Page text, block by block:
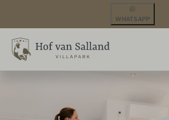
WHATSAPP